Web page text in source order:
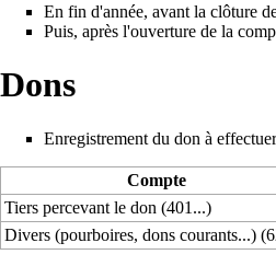
En fin d'année, avant la clôture
Puis, après l'ouverture de la
Dons
Enregistrement du don à
Compte
Tiers percevant le don (401...)
Divers (pourboires, dons courants...)